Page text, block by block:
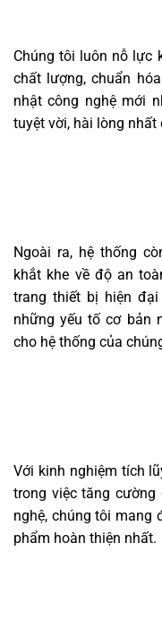
Chúng tôi luôn nỗ lực
chất lượng, chuẩn
nhật công nghệ mới
tuyệt vời, hài lòng nhất
Ngoài ra, hệ thống
khắt khe về độ an
trang thiết bị hiện
những yếu tố cơ bản
cho hệ thống của
Với kinh nghiệm tích
trong việc tăng
nghệ, chúng tôi mang
phẩm hoàn thiện nhất.